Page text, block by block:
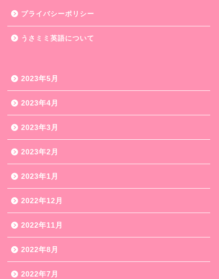
プライバシーポリシー
うさミミ英語について
2023年5月
2023年4月
2023年3月
2023年2月
2023年1月
2022年12月
2022年11月
2022年8月
2022年7月